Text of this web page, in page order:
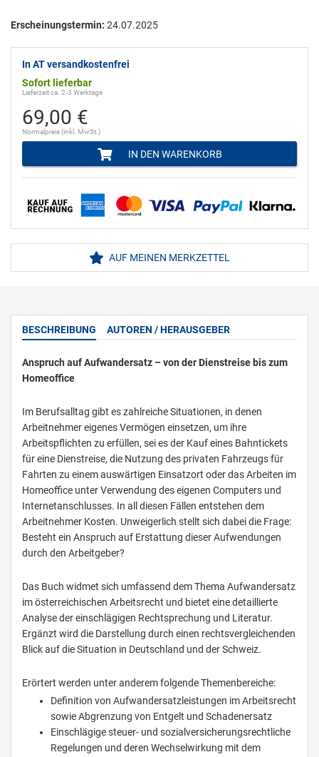
Erscheinungstermin: 24.07.2025
In AT versandkostenfrei
Sofort lieferbar
Lieferzeit ca. 2-3 Werktage
69,00 €
Normalpreis (inkl. MwSt.)
IN DEN WARENKORB
AUF MEINEN MERKZETTEL
BESCHREIBUNG AUTOREN / HERAUSGEBER
Anspruch auf Aufwandersatz – von der Dienstreise bis zum
Homeoffice
Im Berufsalltag gibt es zahlreiche Situationen, in denen
Arbeitnehmer eigenes Vermögen einsetzen, um ihre
Arbeitspflichten zu erfüllen, sei es der Kauf eines Bahntickets
für eine Dienstreise, die Nutzung des privaten Fahrzeugs für
Fahrten zu einem auswärtigen Einsatzort oder das Arbeiten im
Homeoffice unter Verwendung des eigenen Computers und
Internetanschlusses. In all diesen Fällen entstehen dem
Arbeitnehmer Kosten. Unweigerlich stellt sich dabei die Frage:
Besteht ein Anspruch auf Erstattung dieser Aufwendungen
durch den Arbeitgeber?
Das Buch widmet sich umfassend dem Thema Aufwandersatz
im österreichischen Arbeitsrecht und bietet eine detaillierte
Analyse der einschlägigen Rechtsprechung und Literatur.
Ergänzt wird die Darstellung durch einen rechtsvergleichenden
Blick auf die Situation in Deutschland und der Schweiz.
Erörtert werden unter anderem folgende Themenbereiche:
Definition von Aufwandersatzleistungen im Arbeitsrecht
sowie Abgrenzung von Entgelt und Schadenersatz
Einschlägige steuer- und sozialversicherungsrechtliche
Regelungen und deren Wechselwirkung mit dem